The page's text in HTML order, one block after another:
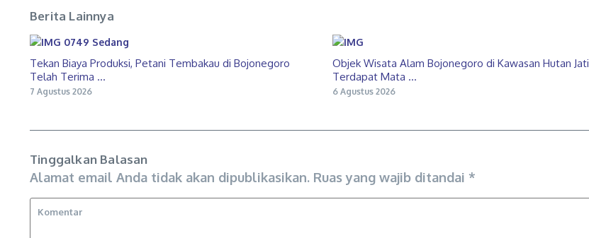
Berita Lainnya
Tekan Biaya Produksi, Petani Tembakau di Bojonegoro
Telah Terima ...
7 Agustus 2026
Objek Wisata Alam Bojonegoro di Kawasan Hutan Jati
Terdapat Mata ...
6 Agustus 2026
Tinggalkan Balasan
Alamat email Anda tidak akan dipublikasikan. Ruas yang wajib ditandai *